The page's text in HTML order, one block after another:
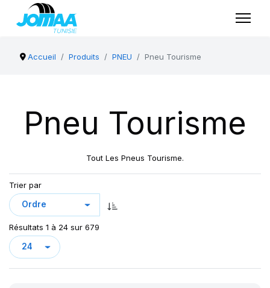
Accueil Produits PNEU Pneu Tourisme
Pneu Tourisme
Tout Les Pneus Tourisme.
Trier par
Résultats 1 à 24 sur 679